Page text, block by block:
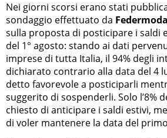
Nei giorni scorsi erano stati
sondaggio effettuato da
sulla proposta di posticipare i saldi
del 1° agosto: stando ai dati
imprese di tutta Italia, il 94% degli
dichiarato contrario alla data del 4
detto favorevole a posticiparli
suggerito di sospenderli. Solo l’8%
chiesto di anticipare i saldi estivi,
di voler mantenere la data del